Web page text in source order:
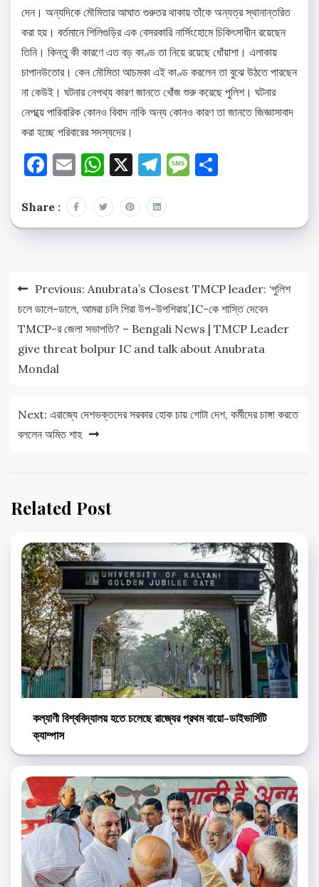
দেন। অন্যদিকে মৌমিতার আঘাত গুরুতর থাকায় তাঁকে অন্যত্র স্থানান্তরিত
করা হয়। বর্তমানে শিলিগুড়ির এক বেসরকারি নার্সিংহোমে চিকিৎসাধীন রয়েছেন
তিনি। কিন্তু কী কারণে এত বড় কাণ্ড তা নিয়ে রয়েছে ধোঁয়াশা। এলাকায়
চাপানউতোর। কেন মৌমিতা আচমকা এই কাণ্ড করলেন তা বুঝে উঠতে পারছেন
না কেউই। ঘটনার নেপথ্য কারণ জানতে খোঁজ শুরু করেছে পুলিশ। ঘটনার
নেপথ্য়ে পারিবারিক কোনও বিবাদ নাকি অন্য কোনও কারণ তা জানতে জিজ্ঞাসাবাদ
করা হচ্ছে পরিবারের সদস্যদের।
Facebook
EmailWhatsApp
X Telegram
Message
Share :
Post
navigation
Previous: Anubrata’s Closest TMCP leader: ‘পুলিশ
চলে ডালে-ডালে, আমরা চলি শিরা উপ-উপশিরায়’,IC-কে শাস্তি দেবেন
TMCP-র জেলা সভাপতি? – Bengali News | TMCP Leader
give threat bolpur IC and talk about Anubrata
Mondal
Next: এরাজ্যে দেশভক্তদের সরকার হোক চায় গোটা দেশ, কর্মীদের চাঙ্গা করতে
বললেন অমিত শাহ
Related Post
কল্যাণী বিশ্ববিদ্যালয় হতে চলেছে রাজ্যের প্রথম বায়ো-ডাইভার্সিটি
ক্যাম্পাস